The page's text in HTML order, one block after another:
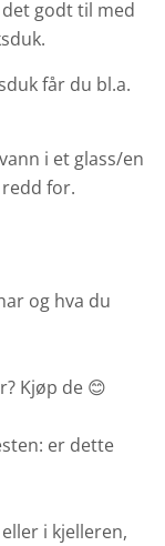
godt til med
får du bl.a.
i et glass/en
for.
og hva du
Kjøp de 😊
er dette
i kjelleren,